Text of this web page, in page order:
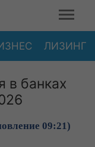
ЛИЗИНГ
в банках
09:21)